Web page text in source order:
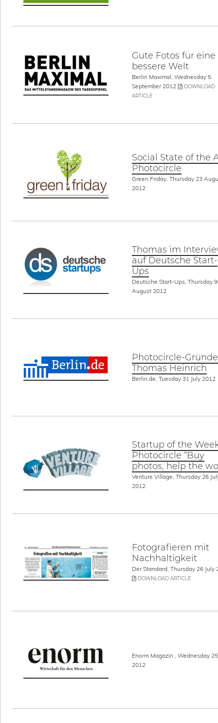
Gute Fotos für eine
bessere Welt
Berlin Maximal, Wednesday 5
September 2012
DOWNLOAD
ARTICLE
Social State of the
Photocircle
Green Friday, Thursday 23
2012
Thomas im
auf Deutsche Start-
Ups
Deutsche Start-Ups, Thursday 9
August 2012
Photocircle-
Thomas Heinrich
Berlin.de, Tuesday 31 July 2012
Startup of the
Photocircle “Buy
photos, help the
Venture Village, Thursday 26
2012
Fotografieren mit
Nachhaltigkeit
Der Standard, Thursday 26 July
DOWNLOAD ARTICLE
Enorm Magazin , Wednesday
2012